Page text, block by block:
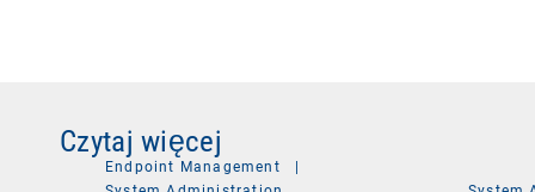
Czytaj więcej
Endpoint Management
|